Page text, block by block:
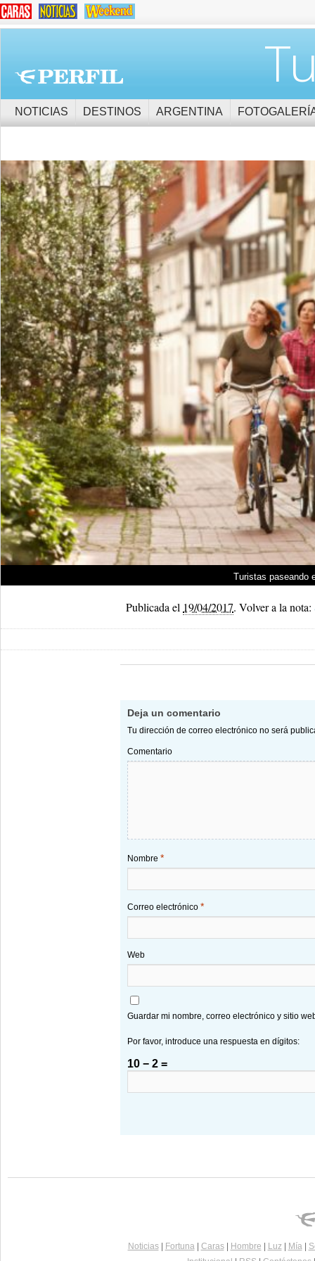
NOTICIAS DESTINOS ARGENTINA
Turistas paseando
Publicada el 19/04/2017. Volver a la nota:
Deja un comentario
Tu dirección de correo electrónico no será
Comentario
Nombre *
Correo electrónico *
Web
Guardar mi nombre, correo electrónico y sitio
Por favor, introduce una respuesta en dígitos:
10 − 2 =
Noticias| Fortuna| Caras| Hombre Luz| Mía|